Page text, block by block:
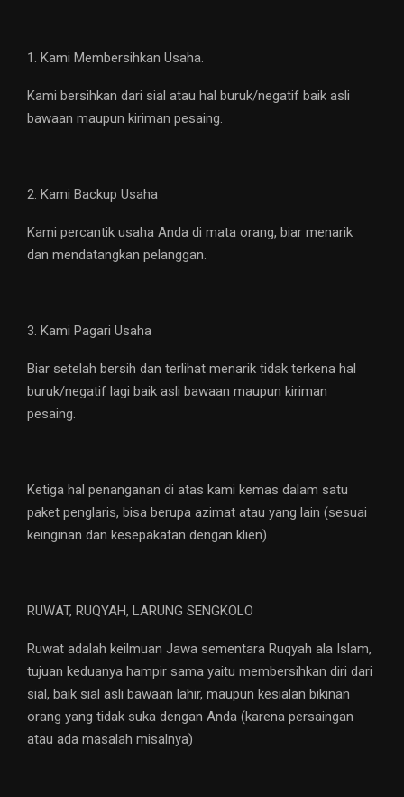
1. Kami Membersihkan Usaha.
Kami bersihkan dari sial atau hal buruk/negatif baik asli
bawaan maupun kiriman pesaing.
2. Kami Backup Usaha
Kami percantik usaha Anda di mata orang, biar menarik
dan mendatangkan pelanggan.
3. Kami Pagari Usaha
Biar setelah bersih dan terlihat menarik tidak terkena hal
buruk/negatif lagi baik asli bawaan maupun kiriman
pesaing.
Ketiga hal penanganan di atas kami kemas dalam satu
paket penglaris, bisa berupa azimat atau yang lain (sesuai
keinginan dan kesepakatan dengan klien).
RUWAT, RUQYAH, LARUNG SENGKOLO
Ruwat adalah keilmuan Jawa sementara Ruqyah ala Islam,
tujuan keduanya hampir sama yaitu membersihkan diri dari
sial, baik sial asli bawaan lahir, maupun kesialan bikinan
orang yang tidak suka dengan Anda (karena persaingan
atau ada masalah misalnya)